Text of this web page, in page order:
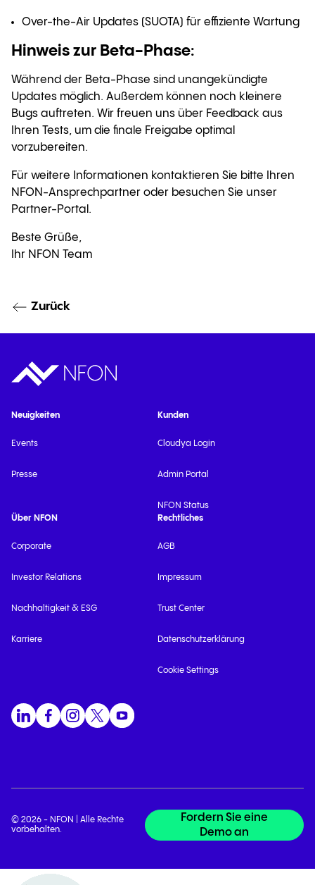
Over-the-Air Updates (SUOTA) für effiziente Wartung
Hinweis zur Beta-Phase:
Während der Beta-Phase sind unangekündigte
Updates möglich. Außerdem können noch kleinere
Bugs auftreten. Wir freuen uns über Feedback aus
Ihren Tests, um die finale Freigabe optimal
vorzubereiten.
Für weitere Informationen kontaktieren Sie bitte Ihren
NFON-Ansprechpartner oder besuchen Sie unser
Partner-Portal.
Beste Grüße,
Ihr NFON Team
Zurück
Neuigkeiten
Events
Presse
Kunden
Cloudya Login
Admin Portal
NFON Status
Über NFON
Corporate
Investor Relations
Nachhaltigkeit & ESG
Karriere
Rechtliches
AGB
Impressum
Trust Center
Datenschutzerklärung
Cookie Settings
© 2026 - NFON | Alle Rechte
vorbehalten.
Fordern Sie eine
Demo an